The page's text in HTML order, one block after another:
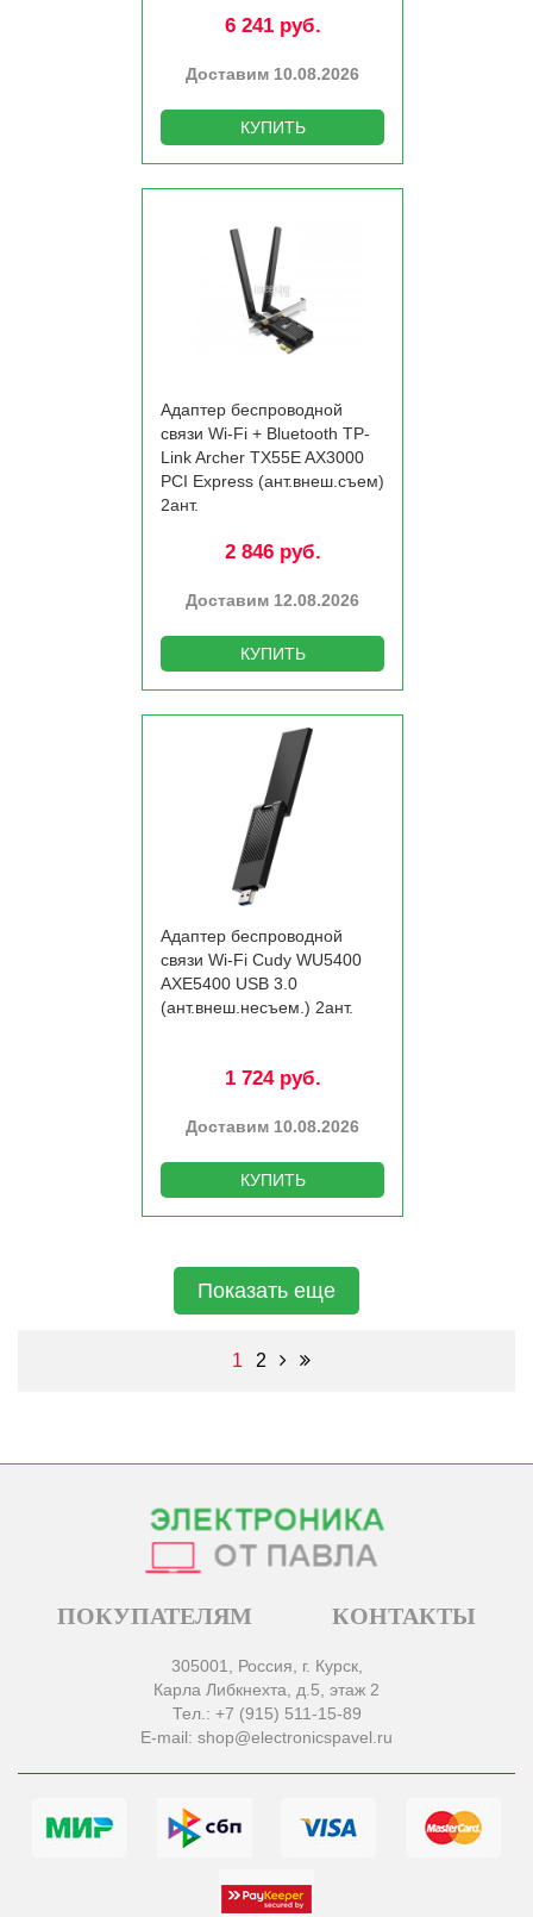
6 241 руб.
Доставим 10.08.2026
КУПИТЬ
Адаптер беспроводной
связи Wi-Fi +­ Bluetooth TP-
Link Archer TX55E AX3000
PCI Express (ант.внеш.съем)
2ант.
2 846 руб.
Доставим 12.08.2026
КУПИТЬ
Адаптер беспроводной
связи Wi-Fi Cudy WU5400
AXE5400 USB 3.0
(ант.внеш.несъем.) 2ант.
1 724 руб.
Доставим 10.08.2026
КУПИТЬ
Показать еще
1 2
ПОКУПАТЕЛЯМ КОНТАКТЫ
305001, Россия, г. Курск,
Карла Либкнехта, д.5, этаж 2
Тел.: +7 (915) 511-15-89
E-mail: shop@electronicspavel.ru